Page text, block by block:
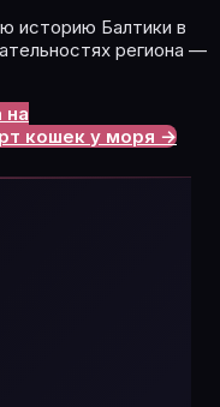
историю Балтики в
региона —
на
кошек у моря →